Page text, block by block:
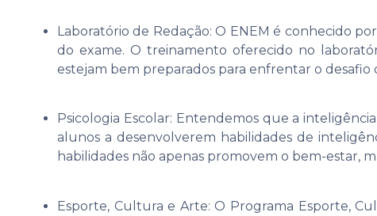
Laboratório de Redação: O ENEM é conhecido
do exame. O treinamento oferecido no
estejam bem preparados para enfrentar o desafio
Psicologia Escolar: Entendemos que a
alunos a desenvolverem habilidades de
habilidades não apenas promovem o bem-estar,
Esporte, Cultura e Arte: O Programa Esporte,